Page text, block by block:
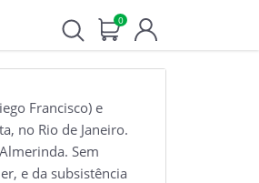
0
Francisco) e
no Rio de Janeiro.
Sem
e da subsistência